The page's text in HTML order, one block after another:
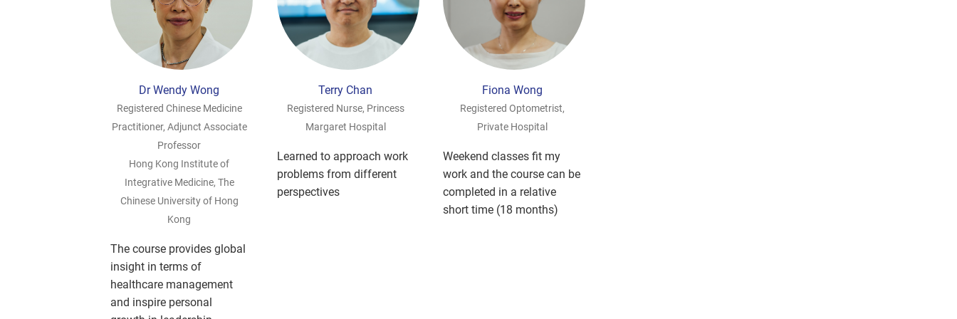
Dr Wendy Wong
Registered Chinese Medicine
Practitioner, Adjunct Associate
Professor
Hong Kong Institute of
Integrative Medicine, The
Chinese University of Hong
Kong
The course provides global
insight in terms of
healthcare management
and inspire personal
Terry Chan
Registered Nurse, Princess
Margaret Hospital
Learned to approach work
problems from different
perspectives
Fiona Wong
Registered Optometrist,
Private Hospital
Weekend classes fit my
work and the course can be
completed in a relative
short time (18 months)